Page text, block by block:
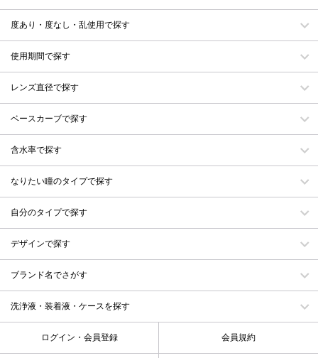
度あり・度なし・乱使用で探す
使用期間で探す
レンズ直径で探す
ベースカーブで探す
含水率で探す
なりたい瞳のタイプで探す
自分のタイプで探す
デザインで探す
ブランド名でさがす
洗浄液・装着液・ケースを探す
ログイン・会員登録 会員規約